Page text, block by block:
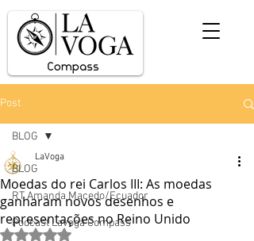
Post
BLOG
RT Amanda Macedo/Ecuador
Podcast Lavoga Compass
BLOG
Moedas do rei Carlos III: As moedas
ganharam novos desenhos e
representações no Reino Unido
LaVoga
Avaliado com NaN de 5 estrelas.